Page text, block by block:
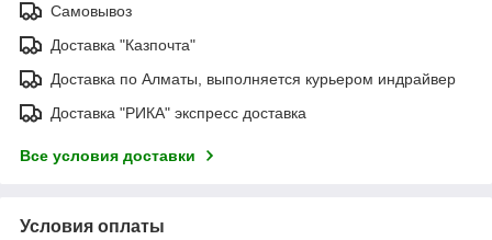
Самовывоз
Доставка "Казпочта"
Доставка по Алматы, выполняется курьером индрайвер
Доставка "РИКА" экспресс доставка
Все условия доставки
Условия оплаты